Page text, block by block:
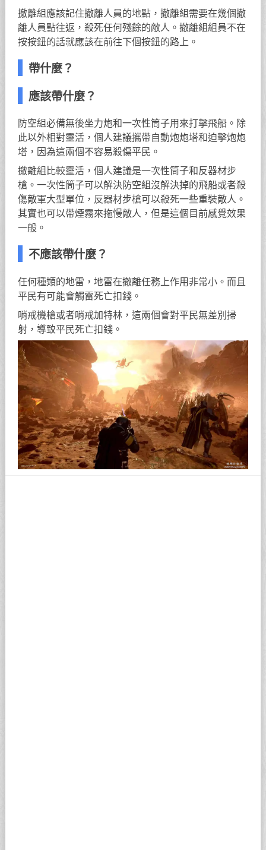
撤離組應該記住撤離人員的地點，撤離組需要在幾個撤
離人員點往返，殺死任何殘餘的敵人。撤離組組員不在
按按鈕的話就應該在前往下個按鈕的路上。
帶什麼？
應該帶什麼？
防空組必備無後坐力炮和一次性筒子用來打擊飛船。除
此以外相對靈活，個人建議攜帶自動炮炮塔和迫擊炮炮
塔，因為這兩個不容易殺傷平民。
撤離組比較靈活，個人建議是一次性筒子和反器材步
槍。一次性筒子可以解決防空組沒解決掉的飛船或者殺
傷敵軍大型單位，反器材步槍可以殺死一些重裝敵人。
其實也可以帶煙霧來拖慢敵人，但是這個目前感覺效果
一般。
不應該帶什麼？
任何種類的地雷，地雷在撤離任務上作用非常小。而且
平民有可能會觸雷死亡扣錢。
哨戒機槍或者哨戒加特林，這兩個會對平民無差別掃
射，導致平民死亡扣錢。